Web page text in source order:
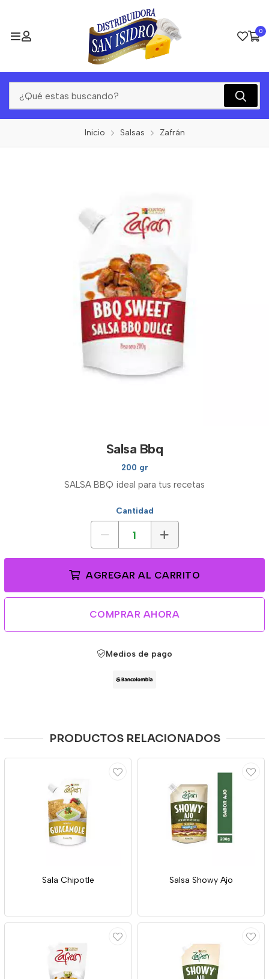
0
Inicio Salsas Zafrán
Salsa Bbq
200 gr
SALSA BBQ ideal para tus recetas
Cantidad
AGREGAR AL CARRITO
COMPRAR AHORA
Medios de pago
PRODUCTOS RELACIONADOS
Sala Chipotle Salsa Showy Ajo